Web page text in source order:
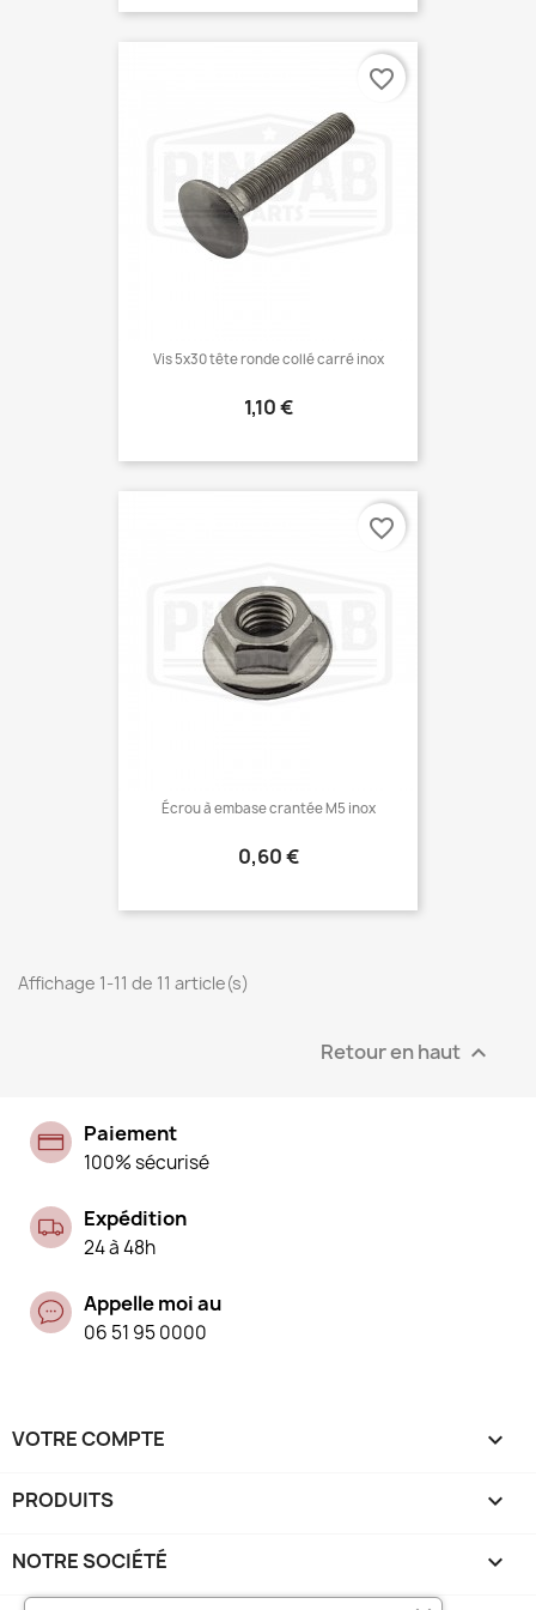
Vis 5x30 tête ronde collé carré inox
Prix
1,10 €
favorite_border
Écrou à embase crantée M5 inox
Prix
0,60 €
favorite_border
Affichage 1-11 de 11 article(s)
Retour en haut 
Paiement
100% sécurisé
Expédition
24 à 48h
Appelle moi au
06 51 95 0000
VOTRE COMPTE 
PRODUITS 
NOTRE SOCIÉTÉ 